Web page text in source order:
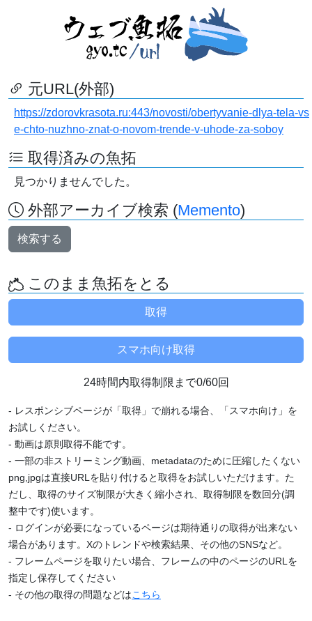
元URL(外部)
https://zdorovkrasota.ru:443/novosti/obertyvanie-dlya-tela-vs
e-chto-nuzhno-znat-o-novom-trende-v-uhode-za-soboy
取得済みの魚拓
見つかりませんでした。
外部アーカイブ検索 (Memento)
検索する
このまま魚拓をとる
24時間内取得制限まで0/60回
- レスポンシブページが「取得」で崩れる場合、「スマホ向け」を
お試しください。
- 動画は原則取得不能です。
- 一部の非ストリーミング動画、metadataのために圧縮したくない
png,jpgは直接URLを貼り付けると取得をお試しいただけます。た
だし、取得のサイズ制限が大きく縮小され、取得制限を数回分(調
整中です)使います。
- ログインが必要になっているページは期待通りの取得が出来ない
場合があります。Xのトレンドや検索結果、その他のSNSなど。
- フレームページを取りたい場合、フレームの中のページのURLを
指定し保存してください
- その他の取得の問題などはこちら